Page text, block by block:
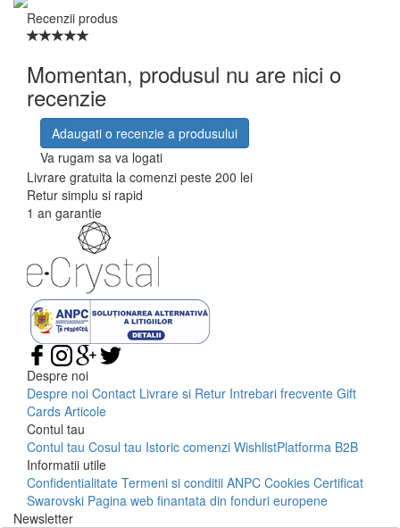
Recenzii produs
Momentan, produsul nu are nici o
recenzie
Adaugati o recenzie a produsului
Va rugam sa va logati
Livrare gratuita la comenzi peste 200 lei
Retur simplu si rapid
1 an garantie
Despre noi
Despre noi Contact Livrare si Retur Intrebari frecvente Gift
Cards Articole
Contul tau
Contul tau Cosul tau Istoric comenzi WishlistPlatforma B2B
Informatii utile
Confidentialitate Termeni si conditii ANPC Cookies Certificat
Swarovski Pagina web finantata din fonduri europene
Newsletter